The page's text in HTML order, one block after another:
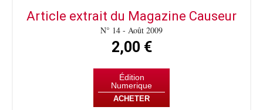
Article extrait du Magazine Causeur
N° 14 - Août 2009
2,00 €
Édition
Numerique
ACHETER